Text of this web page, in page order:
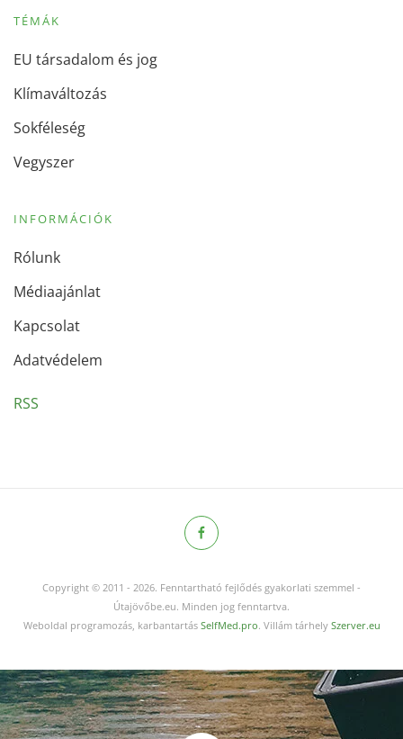
TÉMÁK
EU társadalom és jog
Klímaváltozás
Sokféleség
Vegyszer
INFORMÁCIÓK
Rólunk
Médiaajánlat
Kapcsolat
Adatvédelem
RSS
Copyright © 2011 - 2026. Fenntartható fejlődés gyakorlati szemmel -
Útajövőbe.eu. Minden jog fenntartva.
Weboldal programozás, karbantartás SelfMed.pro. Villám tárhely Szerver.eu